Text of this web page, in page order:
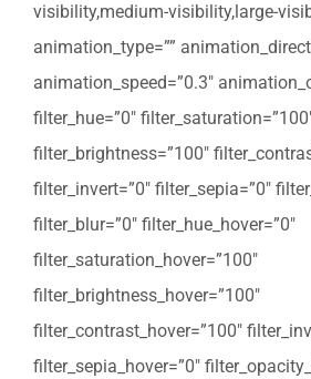
visibility,medium-visibility,large-
animation_type=””
animation_speed=”0.3″
filter_hue=”0″
filter_brightness=”100″
filter_invert=”0″ filter_sepia=”0″
filter_blur=”0″ filter_hue_hover=”0″
filter_saturation_hover=”100″
filter_brightness_hover=”100″
filter_contrast_hover=”100″
filter_sepia_hover=”0″